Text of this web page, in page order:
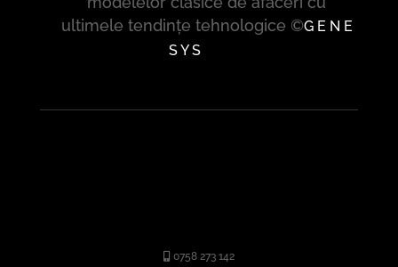
ultimele tendințe tehnologice ©G E N E
S Y S
0758 273 142